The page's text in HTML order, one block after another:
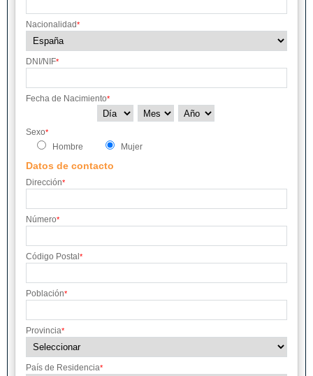
Nacionalidad*
DNI/NIF*
Fecha de Nacimiento*
Sexo*
Hombre Mujer
Datos de contacto
Dirección*
Número*
Código Postal *
Población*
Provincia*
País de Residencia*